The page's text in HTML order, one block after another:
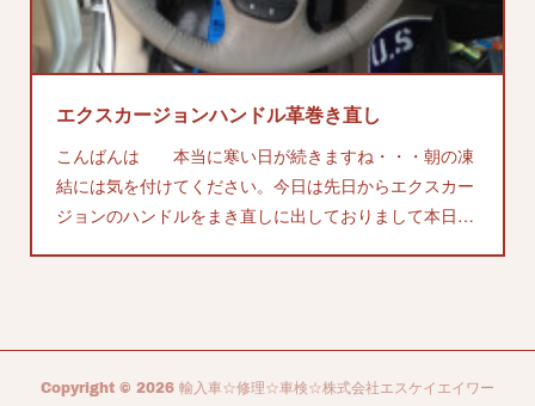
エクスカージョンハンドル革巻き直し
こんばんは 本当に寒い日が続きますね・・・朝の凍
結には気を付けてください。今日は先日からエクスカー
ジョンのハンドルをまき直しに出しておりまして本日…
Copyright © 2026 輸入車☆修理☆車検☆株式会社エスケイエイワー